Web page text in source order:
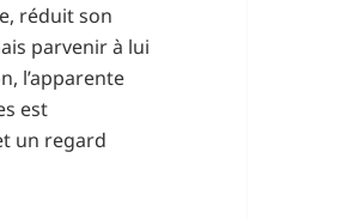
réduit son
parvenir à lui
l’apparente
est
un regard